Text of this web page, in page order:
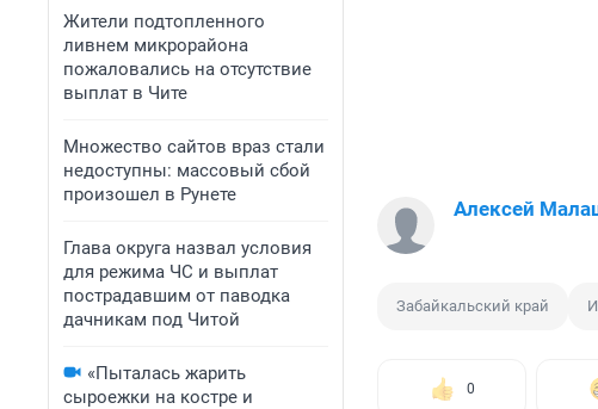
Жители подтопленного
ливнем микрорайона
пожаловались на отсутствие
выплат в Чите
Множество сайтов враз стали
недоступны: массовый сбой
произошел в Рунете
Глава округа назвал условия
для режима ЧС и выплат
пострадавшим от паводка
дачникам под Читой
«Пыталась жарить
сыроежки на костре и
Алексей
Забайкальский край
0